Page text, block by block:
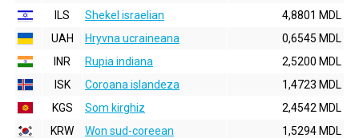
ILS
Shekel israelian
4,8801 MDL
UAH
Hryvna ucraineana
0,6545 MDL
INR
Rupia indiana
2,5200 MDL
ISK
Coroana islandeza
1,4723 MDL
KGS
Som kirghiz
2,4542 MDL
KRW
Won sud-coreean
1,5294 MDL